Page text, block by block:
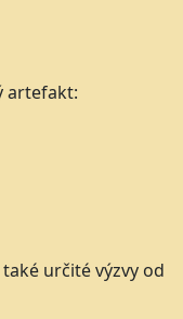
artefakt:
určité výzvy od